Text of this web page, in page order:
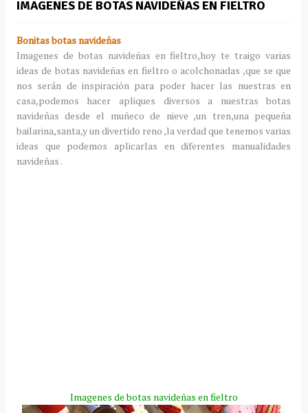
IMAGENES DE BOTAS NAVIDEÑAS EN FIELTRO
Bonitas botas navideñas
Imagenes de botas navideñas en fieltro,hoy te traigo varias
ideas de botas navideñas en fieltro oacolchonadas ,que se que
nos serán de inspiración para poder hacer las nuestras en
casa,podemos hacer apliques diversos a nuestras botas
navideñas desde el muñeco de nieve ,un tren,una pequeña
bailarina,santa,y un divertido reno ,la verdad que tenemos varias
ideas que podemos aplicarlas en diferentes manualidades
navideñas .
Imagenes de botas navideñas en fieltro